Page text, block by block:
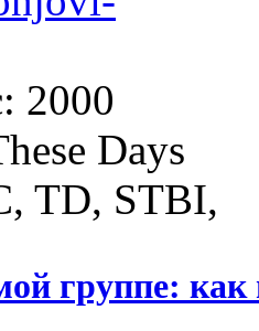
2000
Days
TD, STBI,
группе: